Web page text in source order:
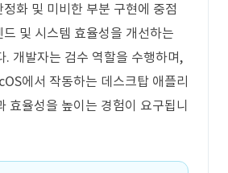
화 및 미비한 부분 구현에 중점
및 시스템 효율성을 개선하는
. 개발자는 검수 역할을 수행하며,
에서 작동하는 데스크탑 애플리
효율성을 높이는 경험이 요구됩니